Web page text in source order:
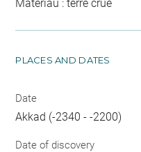
Matériau : terre crue
PLACES AND DATES
Date
Akkad (-2340 - -2200)
Date of discovery